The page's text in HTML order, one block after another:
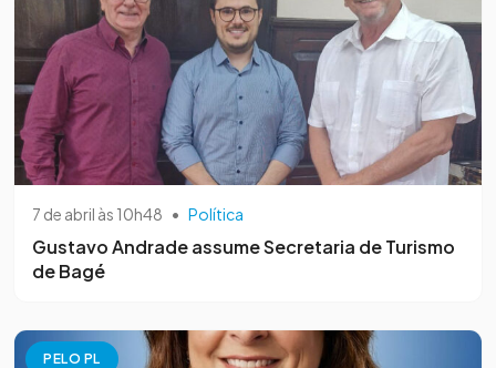
7 de abril às 10h48 • Política
Gustavo Andrade assume Secretaria de Turismo
de Bagé
PELO PL